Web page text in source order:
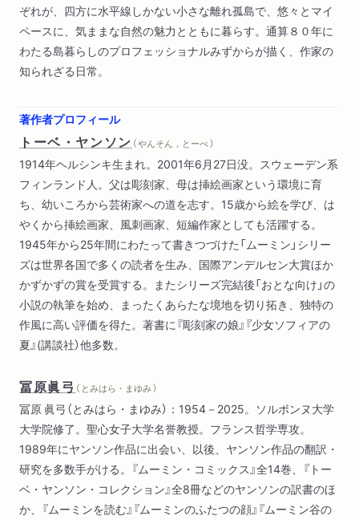
ぞれが、四方に水平線しかない小さな離れ孤島で、悠々とマイ
ペースに、気ままな自然の魅力とともに暮らす。通算８０年に
わたる島暮らしのプロフェッショナルみずからが描く、作家の
知られざる日常。
著作者プロフィール
トーベ・ヤンソン （ やんそん，とーべ ）
1914年ヘルシンキ生まれ。2001年6月27日没。スウェーデン系
フィンランド人。父は彫刻家、母は挿絵画家という環境に育
ち、幼いころから芸術家への道を志す。15歳から絵を学び、は
やくから挿絵画家、風刺画家、短編作家としても活躍する。
1945年から25年間にわたって書きつづけた「ムーミン」シリー
ズは世界各国で多くの読者を生み、国際アンデルセン大賞ほか
かずかずの賞を受賞する。またシリーズ完結後「おとな向け」の
小説の執筆を始め、まったくあらたな境地を切り拓き、独特の
作風に高い評価を得た。著書に『彫刻家の娘』『少女ソフィアの
夏』(講談社）他多数。
冨原眞弓 （ とみはら・まゆみ ）
冨原 眞弓（とみはら・まゆみ）：1954－2025。ソルボンヌ大学
大学院修了。聖心女子大学名誉教授。フランス哲学専攻。
1989年にヤンソン作品に出会い、以後、ヤンソン作品の翻訳・
研究を多数手がける。『ムーミン・コミックス』全14巻、『トー
ベ・ヤンソン・コレクション』全8冊などのヤンソンの訳書のほ
か、『ムーミンを読む』『ムーミンのふたつの顔』『ムーミン谷の